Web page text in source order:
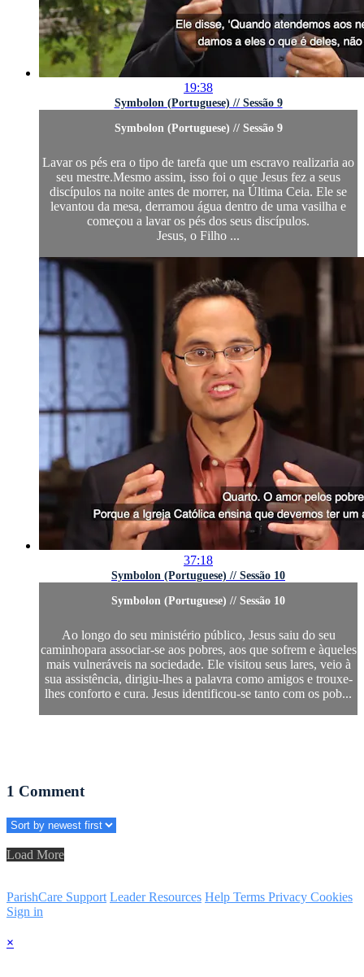
19:38
Symbolon (Portuguese) // Sessão 9
Symbolon (Portuguese) // Sessão 9
Lavar os pés era o tipo de tarefa que um escravo realizaria ao
seu mestre.Mesmo assim, isso foi o que Jesus fez a seus
discípulos na noite antes de morrer, na Última Ceia. Ele se
levantou da mesa, derramou água dentro de uma vasilha e
começou a lavar os pés dos seus discípulos.
Jesus, o Filho ...
37:18
Symbolon (Portuguese) // Sessão 10
Symbolon (Portuguese) // Sessão 10
Ao longo do seu ministério público, Jesus saiu do seu
caminhopara associar-se aos pobres, aos que sofrem e àqueles
mais vulneráveis na sociedade. Ele visitou seus lares, veio à
sua assistência, dirigiu-lhes a palavra como amigos e trouxe-
lhes conforto e cura. Jesus identificou-se tanto com os pob...
1 Comment
Load More
ParishCare Support Leader Resources Help Terms Privacy Cookies
Sign in
×